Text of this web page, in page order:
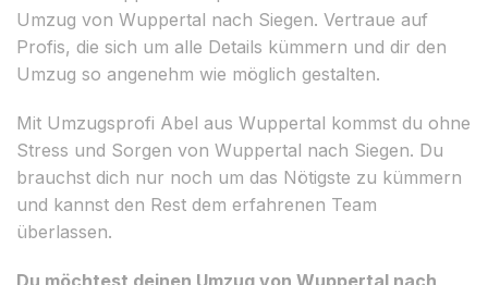
Umzug von Wuppertal nach Siegen. Vertraue auf
Profis, die sich um alle Details kümmern und dir den
Umzug so angenehm wie möglich gestalten.
Mit Umzugsprofi Abel aus Wuppertal kommst du ohne
Stress und Sorgen von Wuppertal nach Siegen. Du
brauchst dich nur noch um das Nötigste zu kümmern
und kannst den Rest dem erfahrenen Team
überlassen.
Du möchtest deinen Umzug von Wuppertal nach